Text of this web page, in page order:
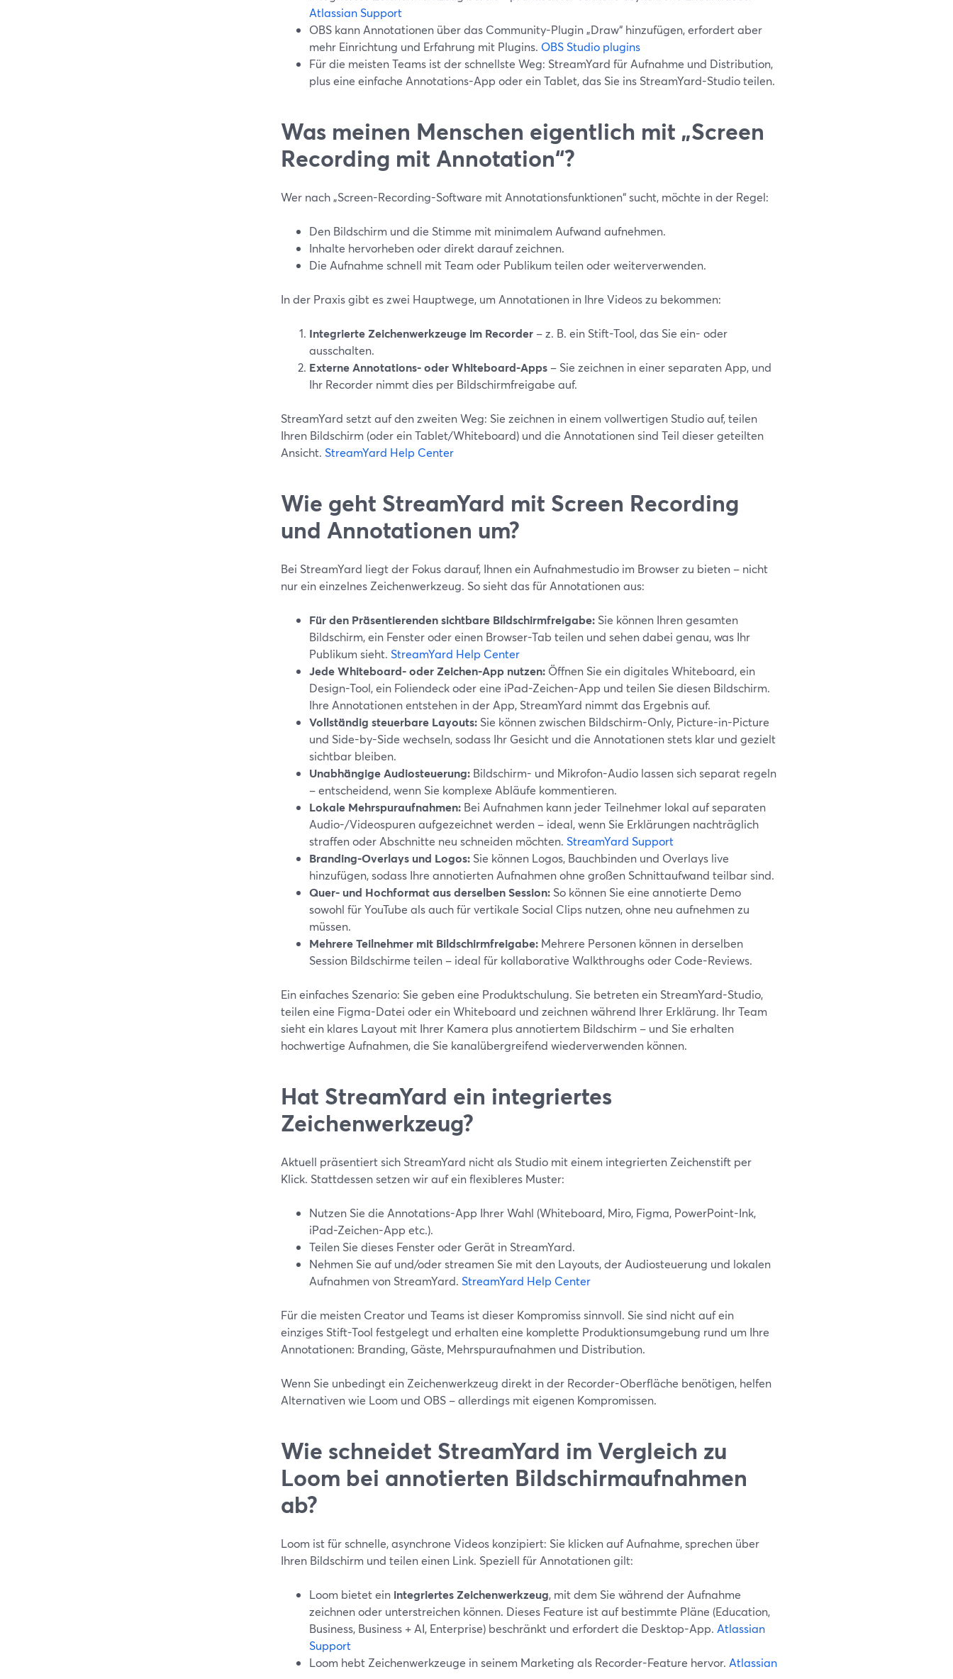
Atlassian Support
OBS kann Annotationen über das Community-Plugin „Draw“ hinzufügen, erfordert aber
mehr Einrichtung und Erfahrung mit Plugins. OBS Studio plugins
Für die meisten Teams ist der schnellste Weg: StreamYard für Aufnahme und Distribution,
plus eine einfache Annotations-App oder ein Tablet, das Sie ins StreamYard-Studio teilen.
Was meinen Menschen eigentlich mit „Screen
Recording mit Annotation“?
Wer nach „Screen-Recording-Software mit Annotationsfunktionen“ sucht, möchte in der Regel:
Den Bildschirm und die Stimme mit minimalem Aufwand aufnehmen.
Inhalte hervorheben oder direkt darauf zeichnen.
Die Aufnahme schnell mit Team oder Publikum teilen oder weiterverwenden.
In der Praxis gibt es zwei Hauptwege, um Annotationen in Ihre Videos zu bekommen:
Integrierte Zeichenwerkzeuge im Recorder – z. B. ein Stift-Tool, das Sie ein- oder
ausschalten.
Externe Annotations- oder Whiteboard-Apps – Sie zeichnen in einer separaten App, und
Ihr Recorder nimmt dies per Bildschirmfreigabe auf.
StreamYard setzt auf den zweiten Weg: Sie zeichnen in einem vollwertigen Studio auf, teilen
Ihren Bildschirm (oder ein Tablet/Whiteboard) und die Annotationen sind Teil dieser geteilten
Ansicht. StreamYard Help Center
Wie geht StreamYard mit Screen Recording
und Annotationen um?
Bei StreamYard liegt der Fokus darauf, Ihnen ein Aufnahmestudio im Browser zu bieten – nicht
nur ein einzelnes Zeichenwerkzeug. So sieht das für Annotationen aus:
Für den Präsentierenden sichtbare Bildschirmfreigabe: Sie können Ihren gesamten
Bildschirm, ein Fenster oder einen Browser-Tab teilen und sehen dabei genau, was Ihr
Publikum sieht. StreamYard Help Center
Jede Whiteboard- oder Zeichen-App nutzen: Öffnen Sie ein digitales Whiteboard, ein
Design-Tool, ein Foliendeck oder eine iPad-Zeichen-App und teilen Sie diesen Bildschirm.
Ihre Annotationen entstehen in der App, StreamYard nimmt das Ergebnis auf.
Vollständig steuerbare Layouts: Sie können zwischen Bildschirm-Only, Picture-in-Picture
und Side-by-Side wechseln, sodass Ihr Gesicht und die Annotationen stets klar und gezielt
sichtbar bleiben.
Unabhängige Audiosteuerung: Bildschirm- und Mikrofon-Audio lassen sich separat regeln
– entscheidend, wenn Sie komplexe Abläufe kommentieren.
Lokale Mehrspuraufnahmen: Bei Aufnahmen kann jeder Teilnehmer lokal auf separaten
Audio-/Videospuren aufgezeichnet werden – ideal, wenn Sie Erklärungen nachträglich
straffen oder Abschnitte neu schneiden möchten. StreamYard Support
Branding-Overlays und Logos: Sie können Logos, Bauchbinden und Overlays live
hinzufügen, sodass Ihre annotierten Aufnahmen ohne großen Schnittaufwand teilbar sind.
Quer- und Hochformat aus derselben Session: So können Sie eine annotierte Demo
sowohl für YouTube als auch für vertikale Social Clips nutzen, ohne neu aufnehmen zu
müssen.
Mehrere Teilnehmer mit Bildschirmfreigabe: Mehrere Personen können in derselben
Session Bildschirme teilen – ideal für kollaborative Walkthroughs oder Code-Reviews.
Ein einfaches Szenario: Sie geben eine Produktschulung. Sie betreten ein StreamYard-Studio,
teilen eine Figma-Datei oder ein Whiteboard und zeichnen während Ihrer Erklärung. Ihr Team
sieht ein klares Layout mit Ihrer Kamera plus annotiertem Bildschirm – und Sie erhalten
hochwertige Aufnahmen, die Sie kanalübergreifend wiederverwenden können.
Hat StreamYard ein integriertes
Zeichenwerkzeug?
Aktuell präsentiert sich StreamYard nicht als Studio mit einem integrierten Zeichenstift per
Klick. Stattdessen setzen wir auf ein flexibleres Muster:
Nutzen Sie die Annotations-App Ihrer Wahl (Whiteboard, Miro, Figma, PowerPoint-Ink,
iPad-Zeichen-App etc.).
Teilen Sie dieses Fenster oder Gerät in StreamYard.
Nehmen Sie auf und/oder streamen Sie mit den Layouts, der Audiosteuerung und lokalen
Aufnahmen von StreamYard. StreamYard Help Center
Für die meisten Creator und Teams ist dieser Kompromiss sinnvoll. Sie sind nicht auf ein
einziges Stift-Tool festgelegt und erhalten eine komplette Produktionsumgebung rund um Ihre
Annotationen: Branding, Gäste, Mehrspuraufnahmen und Distribution.
Wenn Sie unbedingt ein Zeichenwerkzeug direkt in der Recorder-Oberfläche benötigen, helfen
Alternativen wie Loom und OBS – allerdings mit eigenen Kompromissen.
Wie schneidet StreamYard im Vergleich zu
Loom bei annotierten Bildschirmaufnahmen
ab?
Loom ist für schnelle, asynchrone Videos konzipiert: Sie klicken auf Aufnahme, sprechen über
Ihren Bildschirm und teilen einen Link. Speziell für Annotationen gilt:
Loom bietet ein integriertes Zeichenwerkzeug, mit dem Sie während der Aufnahme
zeichnen oder unterstreichen können. Dieses Feature ist auf bestimmte Pläne (Education,
Business, Business + AI, Enterprise) beschränkt und erfordert die Desktop-App. Atlassian
Support
Loom hebt Zeichenwerkzeuge in seinem Marketing als Recorder-Feature hervor. Atlassian